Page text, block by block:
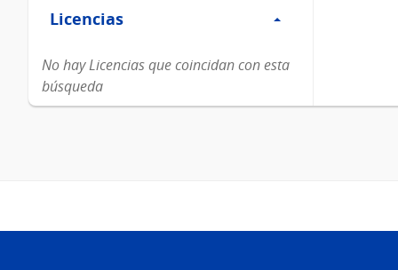
Licencias
Licencias
No hay Licencias que coincidan con esta
búsqueda